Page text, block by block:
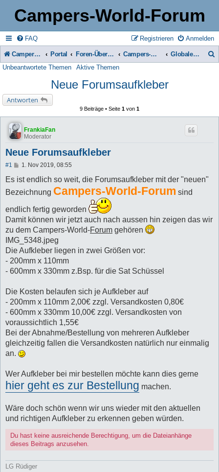
Campers-World-Forum
FAQ Anmelden
Registrieren
Campers-World-Forum Portal Foren-Übersicht Campers-World-Forum Intern Globale Bekanntmachungen
Unbeantwortete Themen Aktive Themen
Neue Forumsaufkleber
Antworten
9 Beiträge • Seite 1 von 1
FrankiaFan
Moderator
Neue Forumsaufkleber
#1
B
i
r
g
1. Nov 2019, 08:55
Es ist endlich so weit, die Forumsaufkleber mit der "neuen"
Bezeichnung Campers-World-Forum sind
endlich fertig geworden
Damit können wir jetzt auch nach aussen hin zeigen das wir
zu dem Campers-World-Forum gehören
IMG_5348.jpeg
Die Aufkleber liegen in zwei Größen vor:
- 200mm x 110mm
- 600mm x 330mm z.Bsp. für die Sat Schüssel
Die Kosten belaufen sich je Aufkleber auf
- 200mm x 110mm 2,00€ zzgl. Versandkosten 0,80€
- 600mm x 330mm 10,00€ zzgl. Versandkosten von
voraussichtlich 1,55€
Bei der Abnahme/Bestellung von mehreren Aufkleber
gleichzeitig fallen die Versandkosten natürlich nur einmalig
an.
Wer Aufkleber bei mir bestellen möchte kann dies gerne
hier geht es zur Bestellung machen.
Wäre doch schön wenn wir uns wieder mit den aktuellen
und richtigen Aufkleber zu erkennen geben würden.
Du hast keine ausreichende Berechtigung, um die Dateianhänge
dieses Beitrags anzusehen.
LG Rüdiger